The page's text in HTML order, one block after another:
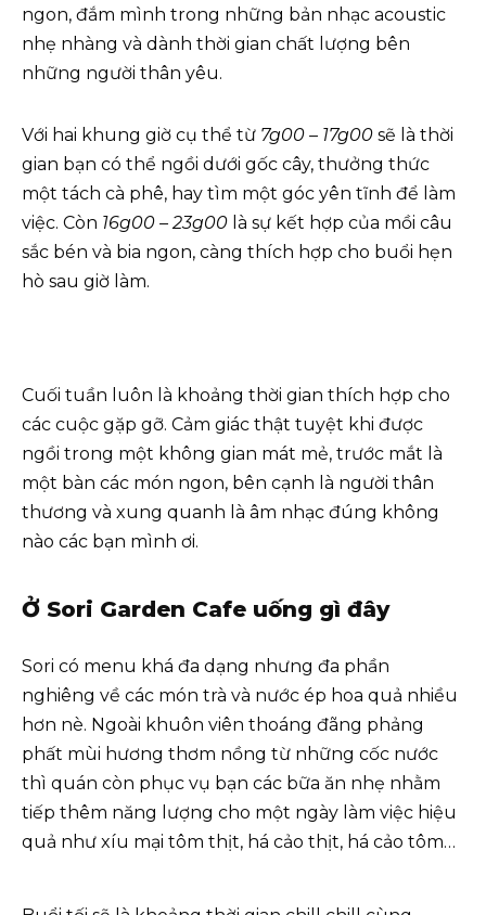
ngon, đắm mình trong những bản nhạc acoustic
nhẹ nhàng và dành thời gian chất lượng bên
những người thân yêu.
Với hai khung giờ cụ thể từ 7g00 – 17g00 sẽ là thời
gian bạn có thể ngồi dưới gốc cây, thưởng thức
một tách cà phê, hay tìm một góc yên tĩnh để làm
việc. Còn 16g00 – 23g00 là sự kết hợp của mồi câu
sắc bén và bia ngon, càng thích hợp cho buổi hẹn
hò sau giờ làm.
Cuối tuần luôn là khoảng thời gian thích hợp cho
các cuộc gặp gỡ. Cảm giác thật tuyệt khi được
ngồi trong một không gian mát mẻ, trước mắt là
một bàn các món ngon, bên cạnh là người thân
thương và xung quanh là âm nhạc đúng không
nào các bạn mình ơi.
Ở Sori Garden Cafe uống gì đây
Sori có menu khá đa dạng nhưng đa phần
nghiêng về các món trà và nước ép hoa quả nhiều
hơn nè. Ngoài khuôn viên thoáng đãng phảng
phất mùi hương thơm nồng từ những cốc nước
thì quán còn phục vụ bạn các bữa ăn nhẹ nhằm
tiếp thêm năng lượng cho một ngày làm việc hiệu
quả như xíu mại tôm thịt, há cảo thịt, há cảo tôm…